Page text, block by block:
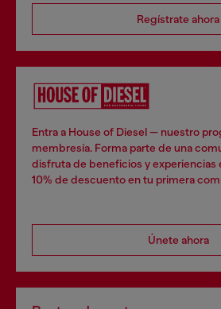
Regístrate ahora
Entra a House of Diesel — nuestro
membresía. Forma parte de una
disfruta de beneficios y experiencias
10% de descuento en tu primera
Únete ahora